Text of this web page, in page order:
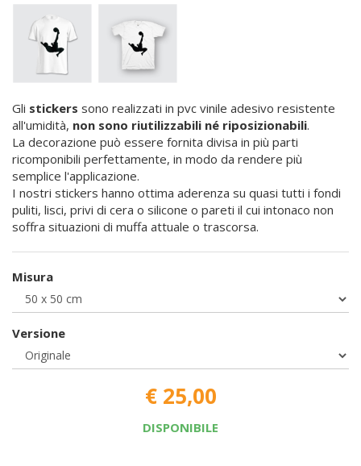
Gli stickers sono realizzati in pvc vinile adesivo resistente
all'umidità, non sono riutilizzabili né riposizionabili.
La decorazione può essere fornita divisa in più parti
ricomponibili perfettamente, in modo da rendere più
semplice l'applicazione.
I nostri stickers hanno ottima aderenza su quasi tutti i fondi
puliti, lisci, privi di cera o silicone o pareti il cui intonaco non
soffra situazioni di muffa attuale o trascorsa.
Misura
Versione
€ 25,00
DISPONIBILE